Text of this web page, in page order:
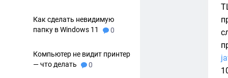
Как сделать невидимую
папку в Windows 11
0
Компьютер не видит принтер
— что делать
0